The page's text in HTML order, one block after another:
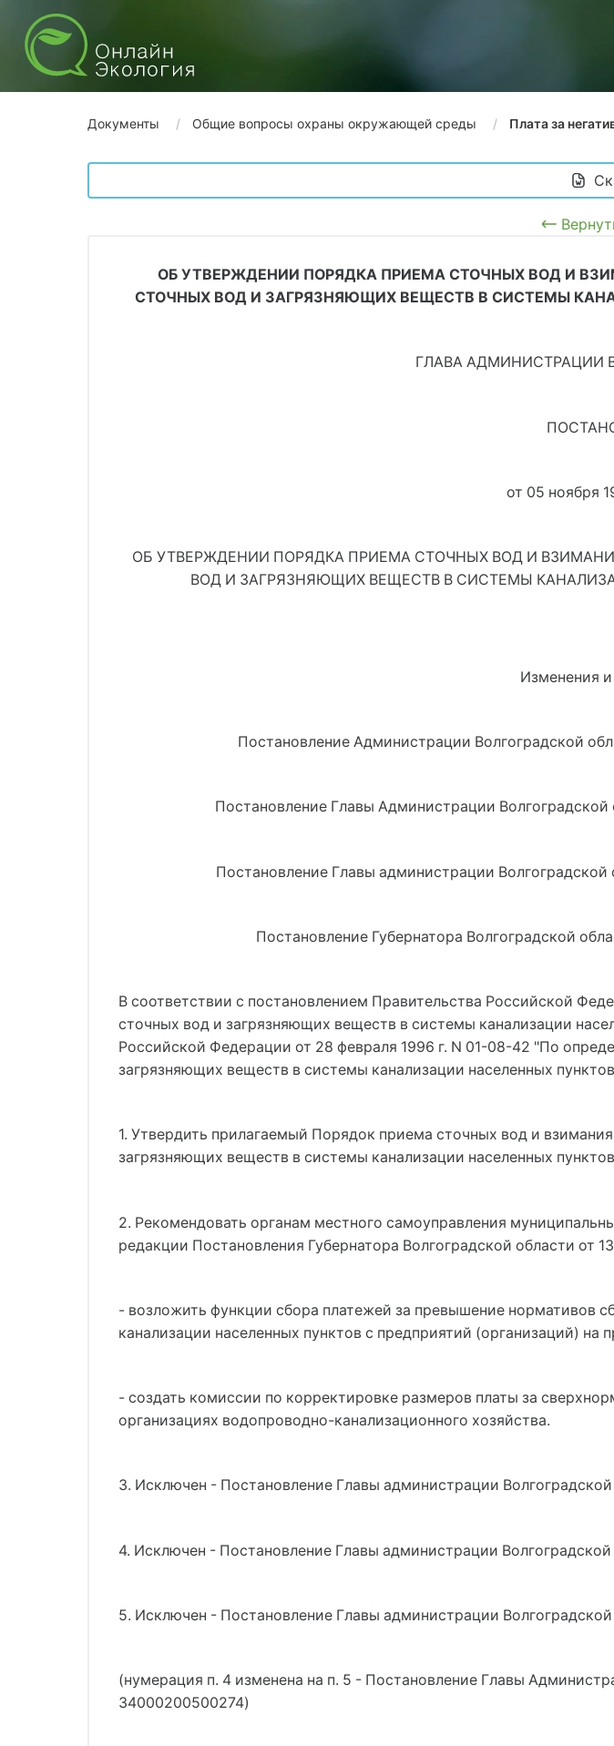
Документы Общие вопросы охраны окружающей среды Плата за
ОБ УТВЕРЖДЕНИИ ПОРЯДКА ПРИЕМА СТОЧНЫХ ВОД И
СТОЧНЫХ ВОД И ЗАГРЯЗНЯЮЩИХ ВЕЩЕСТВ В СИСТЕМЫ
ГЛАВА АДМИНИСТРАЦИИ
от 05 ноября
ОБ УТВЕРЖДЕНИИ ПОРЯДКА ПРИЕМА СТОЧНЫХ ВОД И
ВОД И ЗАГРЯЗНЯЮЩИХ ВЕЩЕСТВ В СИСТЕМЫ
Изменения
Постановление Администрации Волгоградской
Постановление Главы Администрации
Постановление Главы администрации
Постановление Губернатора Волгоградской
В соответствии с постановлением Правительства Российской
сточных вод и загрязняющих веществ в системы канализации
Российской Федерации от 28 февраля 1996 г. N 01-08-42 "По
загрязняющих веществ в системы канализации населенных
1. Утвердить прилагаемый Порядок приема сточных вод и
загрязняющих веществ в системы канализации населенных
2. Рекомендовать органам местного самоуправления
редакции Постановления Губернатора Волгоградской области от
- возложить функции сбора платежей за превышение нормативов
канализации населенных пунктов с предприятий (организаций)
- создать комиссии по корректировке размеров платы за
организациях водопроводно-канализационного хозяйства.
3. Исключен - Постановление Главы администрации
4. Исключен - Постановление Главы администрации
5. Исключен - Постановление Главы администрации
(нумерация п. 4 изменена на п. 5 - Постановление Главы
34000200500274)